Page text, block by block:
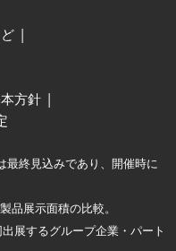
方針
最終見込みであり、開催時に
品展示面積の比較。
展するグループ企業・パート